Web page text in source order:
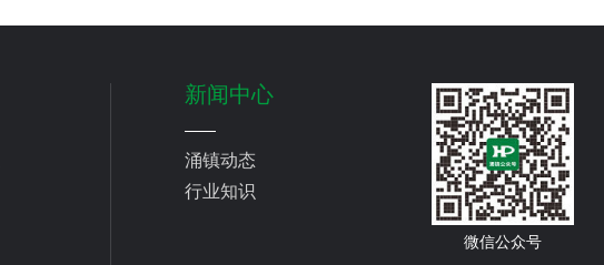
微信公众号
新闻中心
涌镇动态
行业知识